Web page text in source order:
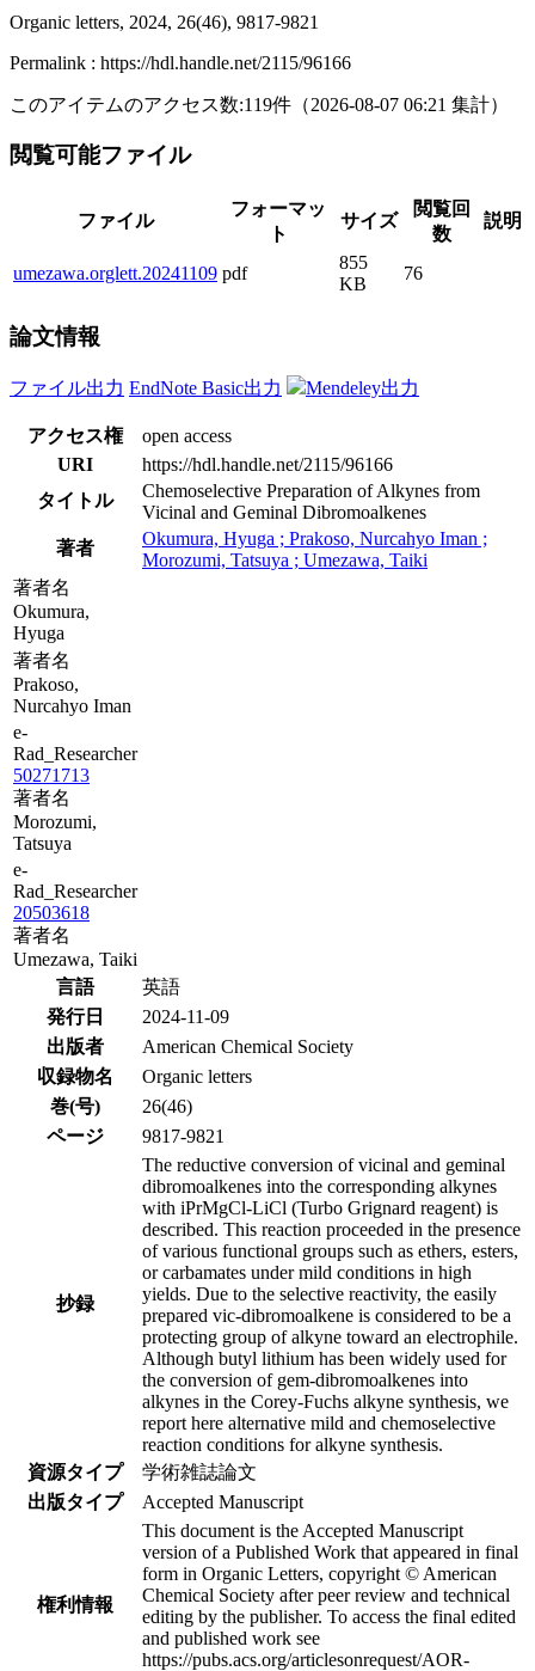
Organic letters, 2024, 26(46), 9817-9821
Permalink : https://hdl.handle.net/2115/96166
このアイテムのアクセス数:119件 （2026-08-07 06:21 集計）
閲覧可能ファイル
ファイル
フォーマッ
ト
サイズ
閲覧回
数
説明
umezawa.orglett.20241109 pdf
855
KB
76
論文情報
ファイル出力 EndNote Basic出力 Mendeley出力
アクセス権
open access
URI
https://hdl.handle.net/2115/96166
タイトル
Chemoselective Preparation of Alkynes from
Vicinal and Geminal Dibromoalkenes
著者
Okumura, Hyuga ; Prakoso, Nurcahyo Iman ;
Morozumi, Tatsuya ; Umezawa, Taiki
著者名
Okumura,
Hyuga
著者名
Prakoso,
Nurcahyo Iman
e-
Rad_Researcher
50271713
著者名
Morozumi,
Tatsuya
e-
Rad_Researcher
20503618
著者名
Umezawa, Taiki
言語
英語
発行日
2024-11-09
出版者
American Chemical Society
収録物名
Organic letters
巻(号)
26(46)
ページ
9817-9821
抄録
The reductive conversion of vicinal and geminal
dibromoalkenes into the corresponding alkynes
with iPrMgCl-LiCl (Turbo Grignard reagent) is
described. This reaction proceeded in the presence
of various functional groups such as ethers, esters,
or carbamates under mild conditions in high
yields. Due to the selective reactivity, the easily
prepared vic-dibromoalkene is considered to be a
protecting group of alkyne toward an electrophile.
Although butyl lithium has been widely used for
the conversion of gem-dibromoalkenes into
alkynes in the Corey-Fuchs alkyne synthesis, we
report here alternative mild and chemoselective
reaction conditions for alkyne synthesis.
資源タイプ
学術雑誌論文
出版タイプ
Accepted Manuscript
権利情報
This document is the Accepted Manuscript
version of a Published Work that appeared in final
form in Organic Letters, copyright © American
Chemical Society after peer review and technical
editing by the publisher. To access the final edited
and published work see
https://pubs.acs.org/articlesonrequest/AOR-